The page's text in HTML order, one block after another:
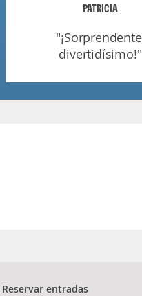
PATRICIA
"¡sorprendente,
divertidísimo!"
Reservar entradas